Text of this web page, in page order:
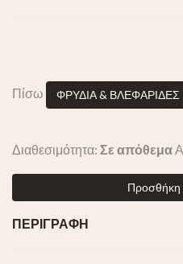
Πίσω ΦΡΥΔΙΑ & ΒΛΕΦΑΡΙΔΕΣ
Διαθεσιμότητα: Σε απόθεμα
Προσθήκη
ΠΕΡΙΓΡΑΦΗ